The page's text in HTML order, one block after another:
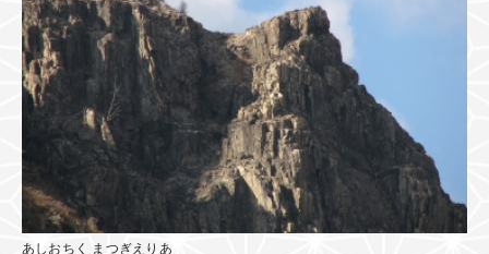
あしおちく まつぎえりあ